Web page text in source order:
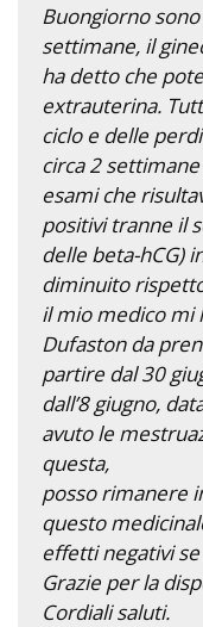
Buongiorno
settimane, il
ha detto che
extrauterina.
ciclo e delle
circa 2
esami che
positivi tranne il
delle beta-hCG)
diminuito
il mio medico mi
Dufaston da
partire dal 30
dall’8 giugno,
avuto le
questa,
posso rimanere
questo
effetti negativi
Grazie per la
Cordiali saluti.